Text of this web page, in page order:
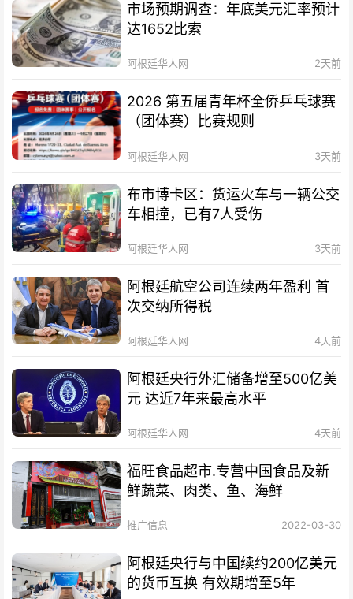
市场预期调查：年底美元汇率预计
达1652比索
阿根廷华人网 2天前
2026 第五届青年杯全侨乒乓球赛
（团体赛）比赛规则
阿根廷华人网 3天前
布市博卡区：货运火车与一辆公交
车相撞，已有7人受伤
阿根廷华人网 3天前
阿根廷航空公司连续两年盈利 首
次交纳所得税
阿根廷华人网 4天前
阿根廷央行外汇储备增至500亿美
元 达近7年来最高水平
阿根廷华人网 4天前
福旺食品超市.专营中国食品及新
鲜蔬菜、肉类、鱼、海鲜
推广信息 2022-03-30
阿根廷央行与中国续约200亿美元
的货币互换 有效期增至5年